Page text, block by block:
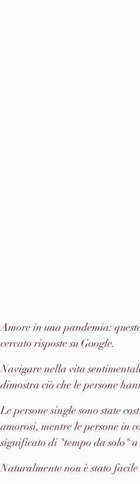
Amore in una pandemia:
cercato risposte su Google.
Navigare nella vita
dimostra ciò che le persone
Le persone single sono state
amorosi, mentre le persone in
significato di "tempo da solo"
Naturalmente non è stato